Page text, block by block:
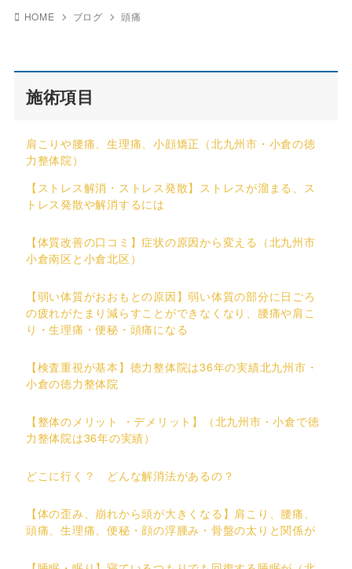
HOME ブログ 頭痛
施術項目
肩こりや腰痛、生理痛、小顔矯正（北九州市・小倉の徳
力整体院）
【ストレス解消・ストレス発散】ストレスが溜まる、ス
トレス発散や解消するには
【体質改善の口コミ】症状の原因から変える（北九州市
小倉南区と小倉北区）
【弱い体質がおおもとの原因】弱い体質の部分に日ごろ
の疲れがたまり減らすことができなくなり、腰痛や肩こ
り・生理痛・便秘・頭痛になる
【検査重視が基本】徳力整体院は36年の実績北九州市・
小倉の徳力整体院
【整体のメリット ・デメリット】（北九州市・小倉で徳
力整体院は36年の実績）
どこに行く？ どんな解消法があるの？
【体の歪み、崩れから頭が大きくなる】肩こり、腰痛、
頭痛、生理痛、便秘・顔の浮腫み・骨盤の太りと関係が